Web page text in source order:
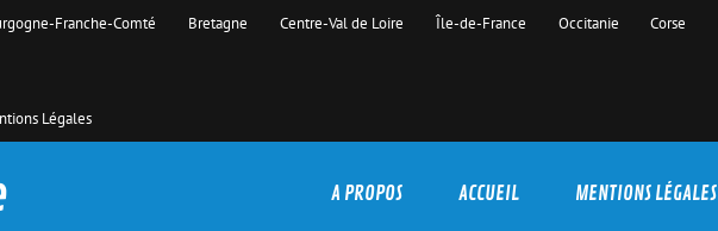
Franche-Comté Bretagne Centre-Val de Loire Île-de-France Occitanie Corse
Légales
A PROPOS ACCUEIL MENTIONS LÉGALES